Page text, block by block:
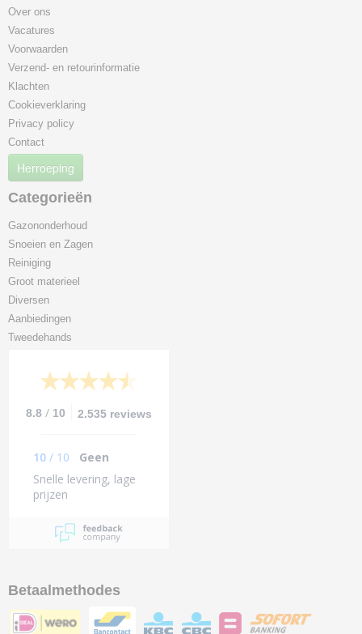
Over ons
Vacatures
Voorwaarden
Verzend- en retourinformatie
Klachten
Cookieverklaring
Privacy policy
Contact
Herroeping
Categorieën
Gazononderhoud
Snoeien en Zagen
Reiniging
Groot materieel
Diversen
Aanbiedingen
Tweedehands
8.8 / 10 2.535 reviews
10 / 10
Geen
Snelle levering, lage
prijzen
Betaalmethodes